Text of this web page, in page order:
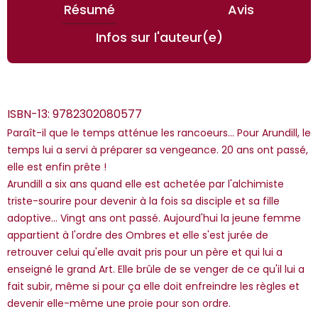
Résumé
Avis
Infos sur l'auteur(e)
ISBN-13: 9782302080577
Paraît-il que le temps atténue les rancoeurs... Pour Arundill, le
temps lui a servi à préparer sa vengeance. 20 ans ont passé,
elle est enfin prête !
Arundill a six ans quand elle est achetée par l'alchimiste
triste-sourire pour devenir à la fois sa disciple et sa fille
adoptive... Vingt ans ont passé. Aujourd'hui la jeune femme
appartient à l'ordre des Ombres et elle s'est jurée de
retrouver celui qu'elle avait pris pour un père et qui lui a
enseigné le grand Art. Elle brûle de se venger de ce qu'il lui a
fait subir, même si pour ça elle doit enfreindre les règles et
devenir elle-même une proie pour son ordre.
*Guests cannot publish reviews